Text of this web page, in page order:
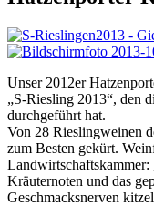
Unser 2012er
„S-Riesling 2013“, den
durchgeführt hat.
Von 28 Rieslingweinen
zum Besten gekürt.
Landwirtschaftskammer:
Kräuternoten und das
Geschmacksnerven